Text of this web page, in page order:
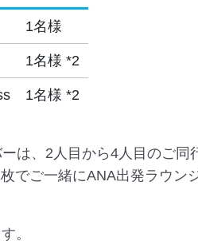
1名様
1名様 *2
1名様 *2
は、2人目から4人目のご
でご一緒にANA出発ラウン
。